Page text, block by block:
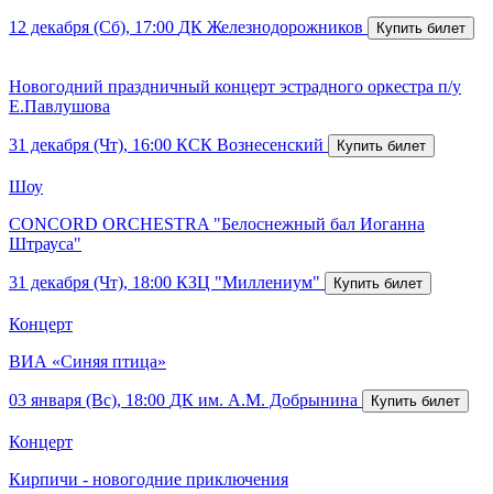
12 декабря (Сб), 17:00 ДК Железнодорожников
Новогодний праздничный концерт эстрадного оркестра п/у
Е.Павлушова
31 декабря (Чт), 16:00 КСК Вознесенский
Шоу
CONCORD ORCHESTRA "Белоснежный бал Иоганна
Штрауса"
31 декабря (Чт), 18:00 КЗЦ "Миллениум"
Концерт
ВИА «Синяя птица»
03 января (Вс), 18:00 ДК им. А.М. Добрынина
Концерт
Кирпичи - новогодние приключения